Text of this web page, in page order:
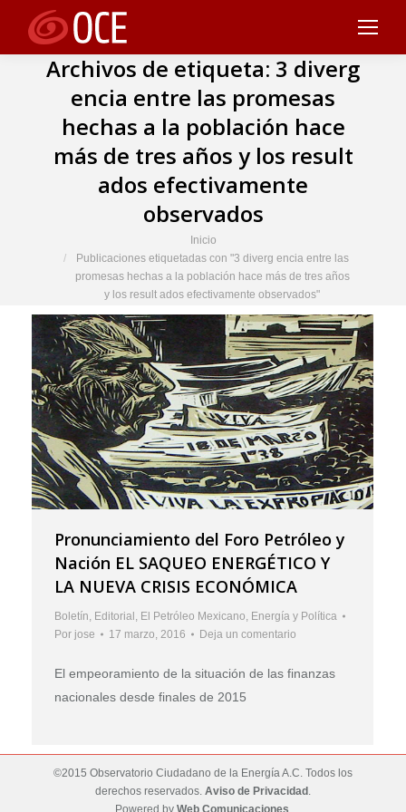
Archivos de etiqueta: 3 diverg
encia entre las promesas
hechas a la población hace
más de tres años y los result
ados efectivamente
observados
Inicio
Publicaciones etiquetadas con "3 diverg encia entre las
promesas hechas a la población hace más de tres años
y los result ados efectivamente observados"
Pronunciamiento del Foro Petróleo y
Nación EL SAQUEO ENERGÉTICO Y
LA NUEVA CRISIS ECONÓMICA
Boletín, Editorial , El Petróleo Mexicano, Energía y Política
Por jose 17 marzo, 2016 Deja un comentario
El empeoramiento de la situación de las finanzas
nacionales desde finales de 2015
©2015 Observatorio Ciudadano de la Energía A.C. Todos los
derechos reservados. Aviso de Privacidad .